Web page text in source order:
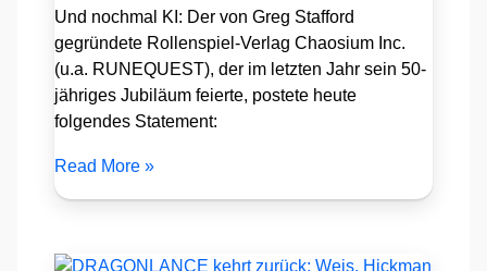
Und nochmal KI: Der von Greg Stafford
gegründete Rollenspiel-Verlag Chaosium Inc.
(u.a. RUNEQUEST), der im letzten Jahr sein 50-
jähriges Jubiläum feierte, postete heute
folgendes Statement:
Read More »